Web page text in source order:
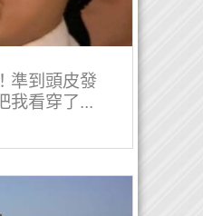
準到頭皮發
我看穿了...